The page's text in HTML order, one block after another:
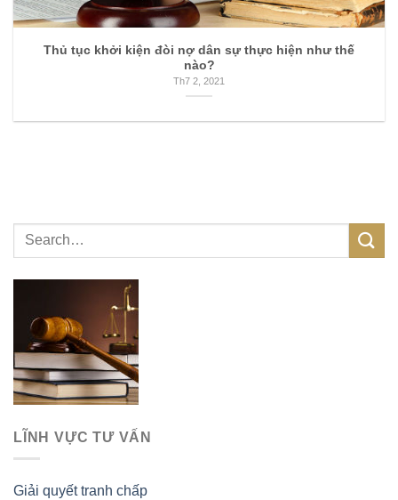
Thủ tục khởi kiện đòi nợ dân sự thực hiện như thế
nào?
Th7 2, 2021
LĨNH VỰC TƯ VẤN
Giải quyết tranh chấp